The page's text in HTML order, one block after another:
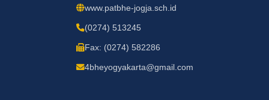
www.patbhe-jogja.sch.id
(0274) 513245
Fax: (0274) 582286
4bheyogyakarta@gmail.com